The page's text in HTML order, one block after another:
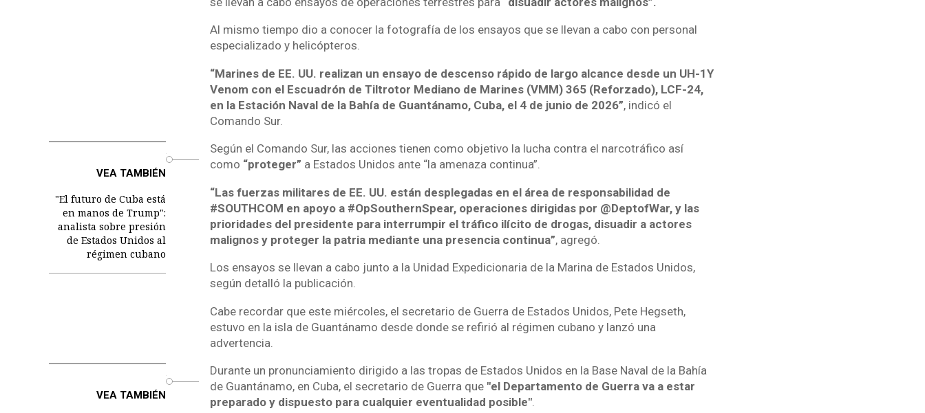
Al mismo tiempo dio a conocer la fotografía de los ensayos que se llevan a cabo con personal
especializado y helicópteros.
“Marines de EE. UU. realizan un ensayo de descenso rápido de largo alcance desde un UH-1Y
Venom con el Escuadrón de Tiltrotor Mediano de Marines (VMM) 365 (Reforzado), LCF-24,
en la Estación Naval de la Bahía de Guantánamo, Cuba, el 4 de junio de 2026”, indicó el
Comando Sur.
VEA TAMBIÉN
"El futuro de Cuba está
en manos de Trump":
analista sobre presión
de Estados Unidos al
régimen cubano
Según el Comando Sur, las acciones tienen como objetivo la lucha contra el narcotráfico así
como “proteger” a Estados Unidos ante “la amenaza continua”.
“Las fuerzas militares de EE. UU. están desplegadas en el área de responsabilidad de
#SOUTHCOM en apoyo a #OpSouthernSpear, operaciones dirigidas por @DeptofWar, y las
prioridades del presidente para interrumpir el tráfico ilícito de drogas, disuadir a actores
malignos y proteger la patria mediante una presencia continua”, agregó.
Los ensayos se llevan a cabo junto a la Unidad Expedicionaria de la Marina de Estados Unidos,
según detalló la publicación.
Cabe recordar que este miércoles, el secretario de Guerra de Estados Unidos, Pete Hegseth,
estuvo en la isla de Guantánamo desde donde se refirió al régimen cubano y lanzó una
advertencia.
VEA TAMBIÉN
Durante un pronunciamiento dirigido a las tropas de Estados Unidos en la Base Naval de la Bahía
de Guantánamo, en Cuba, el secretario de Guerra que "el Departamento de Guerra va a estar
preparado y dispuesto para cualquier eventualidad posible".